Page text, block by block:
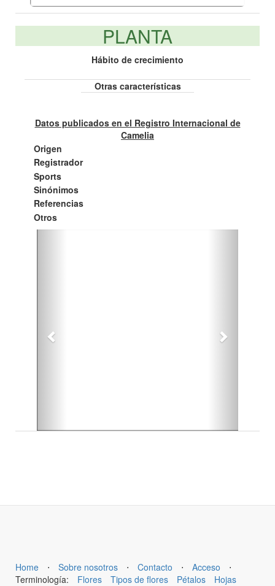
PLANTA
Hábito de crecimiento
Otras características
Datos publicados en el Registro Internacional de
Camelia
Origen
Registrador
Sports
Sinónimos
Referencias
Otros
Home ⋅ Sobre nosotros ⋅ Contacto ⋅ Acceso
⋅
Terminología:
Flores Tipos de flores Pétalos Hojas